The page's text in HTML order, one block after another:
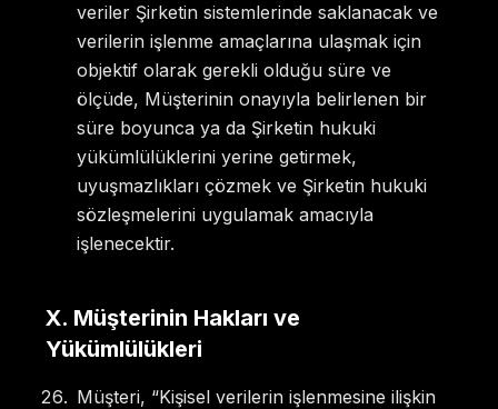
veriler Şirketin sistemlerinde saklanacak ve
verilerin işlenme amaçlarına ulaşmak için
objektif olarak gerekli olduğu süre ve
ölçüde, Müşterinin onayıyla belirlenen bir
süre boyunca ya da Şirketin hukuki
yükümlülüklerini yerine getirmek,
uyuşmazlıkları çözmek ve Şirketin hukuki
sözleşmelerini uygulamak amacıyla
işlenecektir.
X. Müşterinin Hakları ve
Yükümlülükleri
Müşteri, “Kişisel verilerin işlenmesine ilişkin